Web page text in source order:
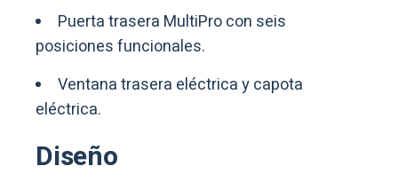
Puerta trasera MultiPro con seis
posiciones funcionales.
Ventana trasera eléctrica y capota
eléctrica.
Diseño